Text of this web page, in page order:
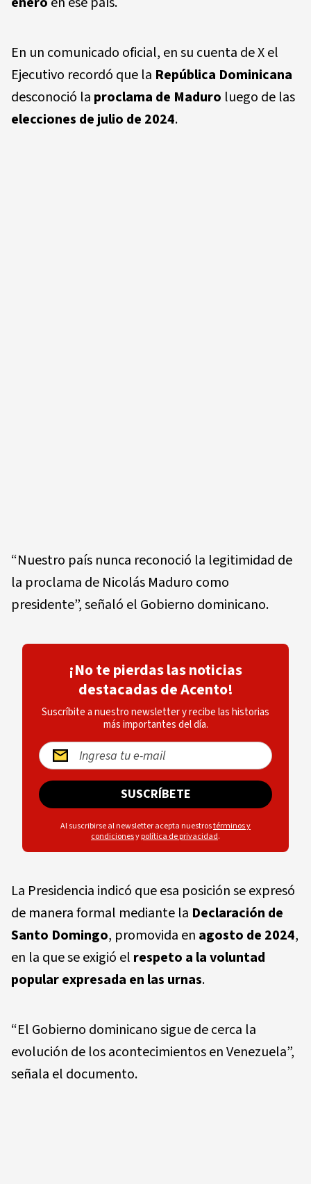
En un comunicado oficial, en su cuenta de X el
Ejecutivo recordó que la República Dominicana
desconoció la proclama de Maduro luego de las
elecciones de julio de 2024.
“Nuestro país nunca reconoció la legitimidad de
la proclama de Nicolás Maduro como
presidente”, señaló el Gobierno dominicano.
¡No te pierdas las noticias
destacadas de Acento!
Suscríbite a nuestro newsletter y recibe las historias
más importantes del día.
SUSCRÍBETE
Al suscribirse al newsletter acepta nuestrostérminos y
condicionesypolítica de privacidad.
La Presidencia indicó que esa posición se expresó
de manera formal mediante la Declaración de
Santo Domingo, promovida en agosto de 2024,
en la que se exigió el respeto a la voluntad
popular expresada en las urnas.
“El Gobierno dominicano sigue de cerca la
evolución de los acontecimientos en Venezuela”,
señala el documento.